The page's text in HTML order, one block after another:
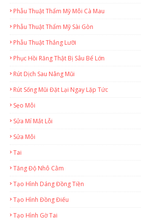
Phẫu Thuật Thẩm Mỹ Môi Cà Mau
Phẫu Thuật Thẩm Mỹ Sài Gòn
Phẫu Thuật Thắng Lưỡi
Phục Hồi Răng Thật Bị Sâu Bể Lớn
Rút Dịch Sau Nâng Mũi
Rút Sống Mũi Đặt Lại Ngay Lặp Tức
Sẹo Môi
Sửa Mí Mắt Lỗi
Sửa Môi
Tai
Tăng Độ Nhô Cằm
Tạo Hình Dáng Đồng Tiền
Tạo Hình Đồng Điếu
Tạo Hình Gờ Tai